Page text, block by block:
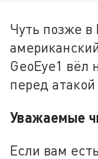
Чуть позже в
GeoEye1 вёл
перед
Уважаемые
Если вам